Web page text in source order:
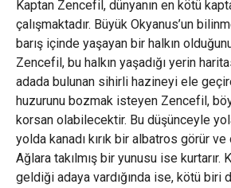
Kaptan Zencefil, dünyanın en kötü
çalışmaktadır. Büyük Okyanus’un
barış içinde yaşayan bir halkın
Zencefil, bu halkın yaşadığı yerin
adada bulunan sihirli hazineyi ele
huzurunu bozmak isteyen Zencefil,
korsan olabilecektir. Bu düşünceyle
yolda kanadı kırık bir albatros görür
Ağlara takılmış bir yunusu ise kurtarır.
geldiği adaya vardığında ise, kötü biri